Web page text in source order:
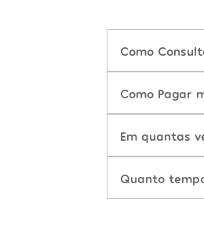
Como
Como Pagar
Em quantas
Quanto